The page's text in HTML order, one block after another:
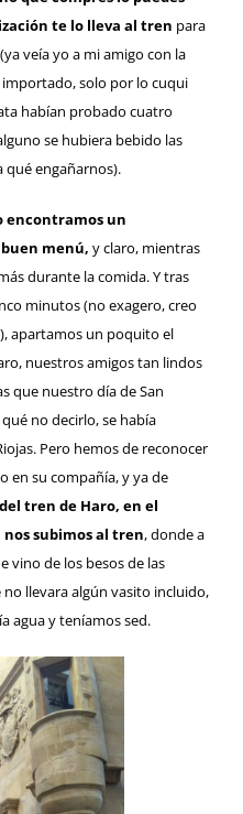
te lo lleva al tren para
veía yo a mi amigo con la
solo por lo cuqui
habían probado cuatro
se hubiera bebido las
qué engañarnos).
encontramos un
menú, y claro, mientras
durante la comida. Y tras
minutos (no exagero, creo
apartamos un poquito el
nuestros amigos tan lindos
que nuestro día de San
no decirlo, se había
Pero hemos de reconocer
en su compañía, y ya de
tren de Haro, en el
nos subimos al tren, donde a
vino de los besos de las
llevara algún vasito incluido,
agua y teníamos sed.